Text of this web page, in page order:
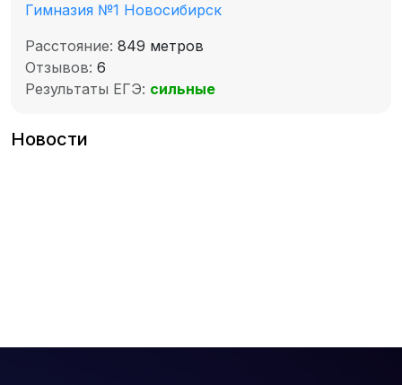
Гимназия №1 Новосибирск
Расстояние: 849 метров
Отзывов: 6
Результаты ЕГЭ: сильные
Новости